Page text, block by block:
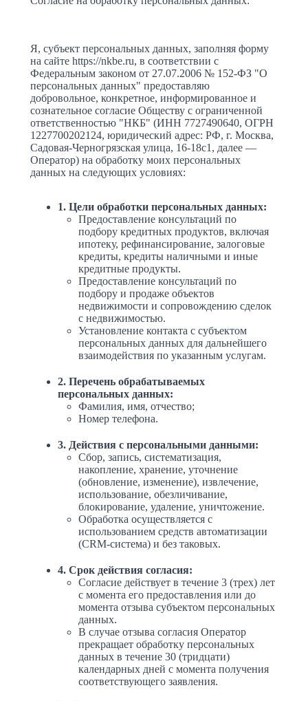
Я, субъект персональных данных, заполняя форму
на сайте https://nkbe.ru, в соответствии с
Федеральным законом от 27.07.2006 № 152-ФЗ "О
персональных данных" предоставляю
добровольное, конкретное, информированное и
сознательное согласие Обществу с ограниченной
ответственностью "НКБ" (ИНН 7727490640, ОГРН
1227700202124, юридический адрес: РФ, г. Москва,
Садовая-Черногрязская улица, 16-18с1, далее —
Оператор) на обработку моих персональных
данных на следующих условиях:
1. Цели обработки персональных данных:
Предоставление консультаций по
подбору кредитных продуктов, включая
ипотеку, рефинансирование, залоговые
кредиты, кредиты наличными и иные
кредитные продукты.
Предоставление консультаций по
подбору и продаже объектов
недвижимости и сопровождению сделок
с недвижимостью.
Установление контакта с субъектом
персональных данных для дальнейшего
взаимодействия по указанным услугам.
2. Перечень обрабатываемых
персональных данных:
Фамилия, имя, отчество;
Номер телефона.
3. Действия с персональными данными:
Сбор, запись, систематизация,
накопление, хранение, уточнение
(обновление, изменение), извлечение,
использование, обезличивание,
блокирование, удаление, уничтожение.
Обработка осуществляется с
использованием средств автоматизации
(CRM-система) и без таковых.
4. Срок действия согласия:
Согласие действует в течение 3 (трех) лет
с момента его предоставления или до
момента отзыва субъектом персональных
данных.
В случае отзыва согласия Оператор
прекращает обработку персональных
данных в течение 30 (тридцати)
календарных дней с момента получения
соответствующего заявления.